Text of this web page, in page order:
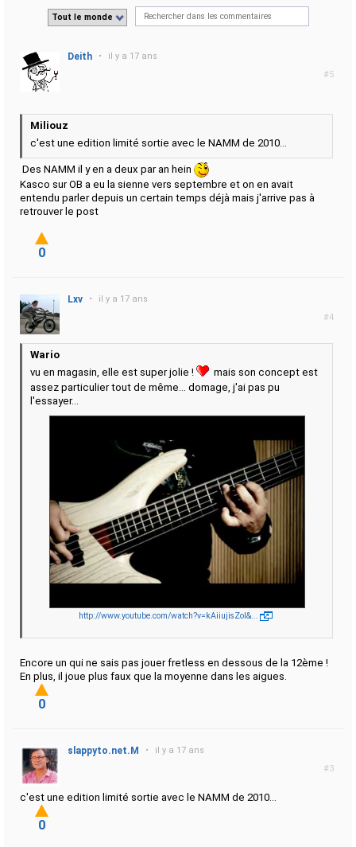
Tout le monde
#5
Deith • il y a 17 ans
Miliouz
c'est une edition limité sortie avec le NAMM de 2010...
Des NAMM il y en a deux par an hein
Kasco sur OB a eu la sienne vers septembre et on en avait
entendu parler depuis un certain temps déjà mais j'arrive pas à
retrouver le post
0
#4
Lxv • il y a 17 ans
Wario
vu en magasin, elle est super jolie !
mais son concept est
assez particulier tout de même... domage, j'ai pas pu
l'essayer...
http://www.youtube.com/watch?v=kAiiujisZoI&...
Encore un qui ne sais pas jouer fretless en dessous de la 12ème !
En plus, il joue plus faux que la moyenne dans les aigues.
0
#3
slappyto.net.M • il y a 17 ans
c'est une edition limité sortie avec le NAMM de 2010...
0